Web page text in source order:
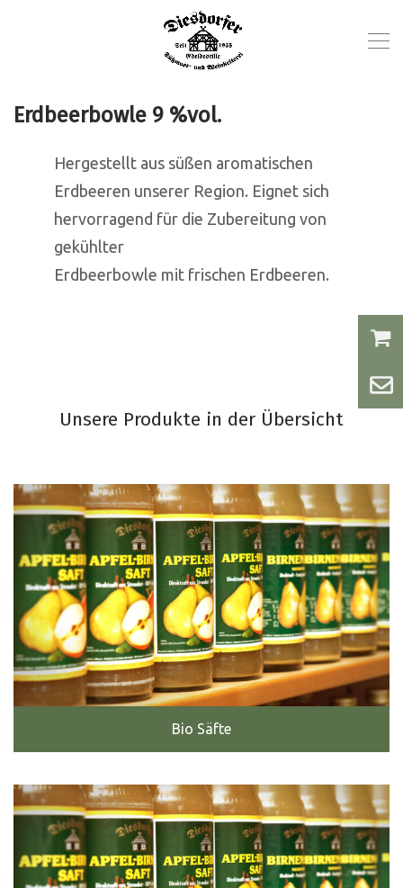
Erdbeerbowle 9 %vol.
Hergestellt aus süßen aromatischen
Erdbeeren unserer Region. Eignet sich
hervorragend für die Zubereitung von
gekühlter
Erdbeerbowle mit frischen Erdbeeren.
Unsere Produkte in der Übersicht
Bio Säfte